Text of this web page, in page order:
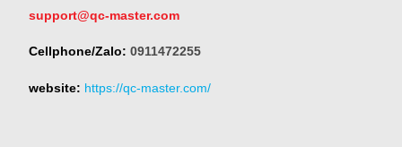
support@qc-master.com
Cellphone/Zalo: 0911472255
website: https://qc-master.com/